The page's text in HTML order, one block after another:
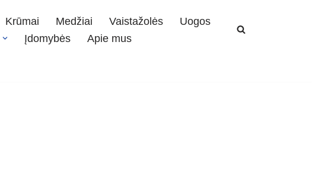
Krūmai Medžiai Vaistažolės
Uogos
Įdomybės Apie mus